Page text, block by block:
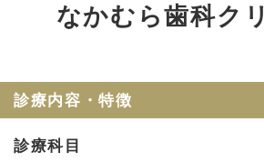
なかむら歯科ク
診療内容・特徴
診療科目